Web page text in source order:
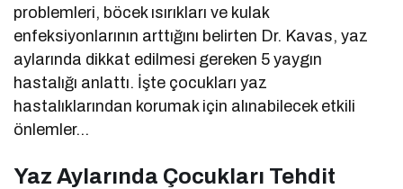
problemleri, böcek ısırıkları ve kulak
enfeksiyonlarının arttığını belirten Dr. Kavas, yaz
aylarında dikkat edilmesi gereken 5 yaygın
hastalığı anlattı. İşte çocukları yaz
hastalıklarından korumak için alınabilecek etkili
önlemler…
Yaz Aylarında Çocukları Tehdit